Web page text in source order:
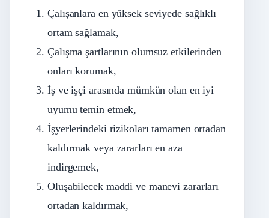
Çalışanlara en yüksek seviyede sağlıklı
ortam sağlamak,
Çalışma şartlarının olumsuz etkilerinden
onları korumak,
İş ve işçi arasında mümkün olan en iyi
uyumu temin etmek,
İşyerlerindeki rizikoları tamamen ortadan
kaldırmak veya zararları en aza
indirgemek,
Oluşabilecek maddi ve manevi zararları
ortadan kaldırmak,